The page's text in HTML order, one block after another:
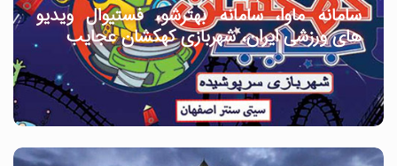
سامانه ماوا، سامانه بهترشو، فستیوال ویدیو
های ورزشی ایران، شهربازی کهکشان عجایب